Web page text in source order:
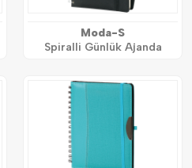
Moda-S
Spiralli Günlük Ajanda